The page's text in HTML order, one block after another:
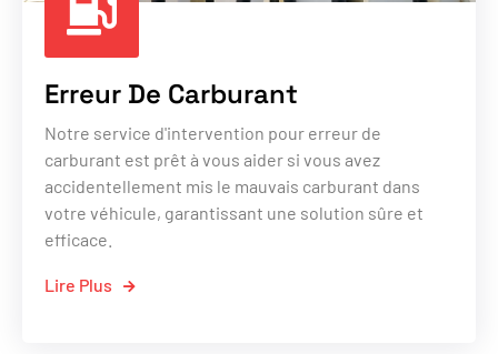
Erreur De Carburant
Notre service d'intervention pour erreur de
carburant est prêt à vous aider si vous avez
accidentellement mis le mauvais carburant dans
votre véhicule, garantissant une solution sûre et
efficace.
Lire Plus